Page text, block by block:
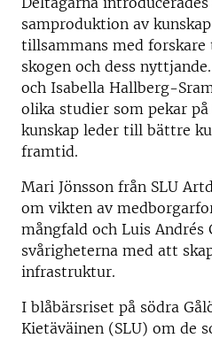
samproduktion av
tillsammans med
skogen och dess
och Isabella Hallberg-
olika studier som pekar
kunskap leder till bättre
framtid.
Mari Jönsson från SLU
om vikten av
mångfald och Luis Andrés
svårigheterna med att
infrastruktur.
I blåbärsriset på södra
Kietäväinen (SLU) om de